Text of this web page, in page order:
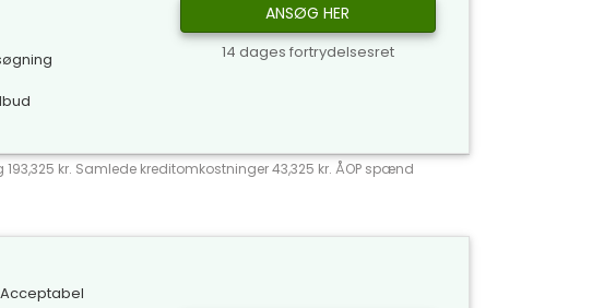
ANSØG HER
14 dages fortrydelsesret
193,325 kr. Samlede kreditomkostninger 43,325 kr. ÅOP spænd